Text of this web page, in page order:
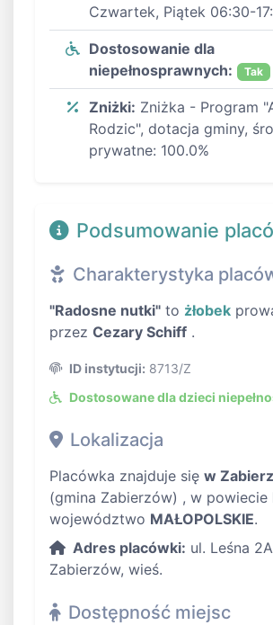
Czwartek, Piątek 06:30-
Dostosowanie dla
niepełnosprawnych:
Tak
Zniżki: Zniżka - Program
Rodzic", dotacja gminy,
prywatne: 100.0%
Podsumowanie
Charakterystyka
"Radosne nutki" to żłobek
przez Cezary Schiff .
ID instytucji: 8713/Z
Dostosowane dla dzieci
Lokalizacja
Placówka znajduje się w
(gmina Zabierzów) , w powiecie
województwo MAŁOPOLSKIE.
Adres placówki: ul. Leśna
Zabierzów, wieś.
Dostępność miejsc